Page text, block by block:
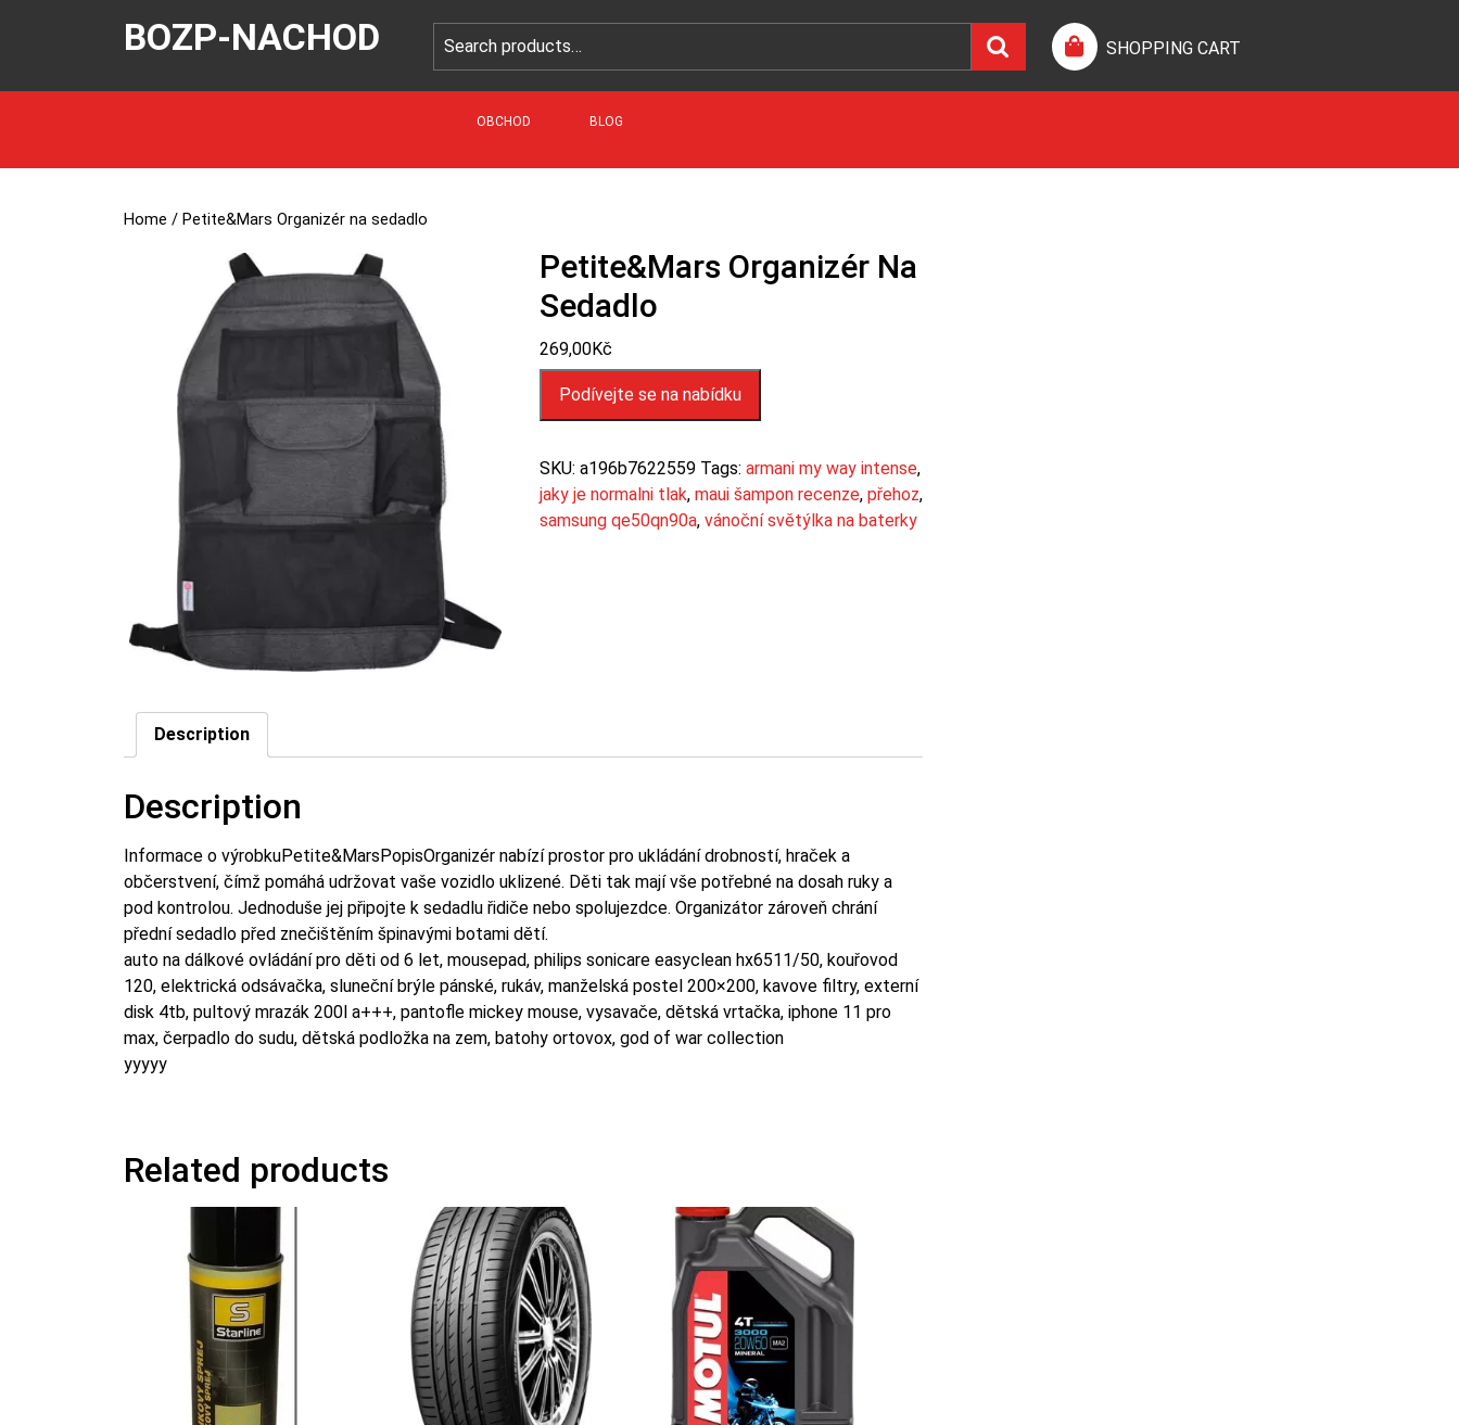
BOZP-NACHOD SHOPPING CART
OBCHOD BLOG
Home / Petite&Mars Organizér na sedadlo
Petite&Mars Organizér Na
Sedadlo
269,00Kč
Podívejte se na nabídku
SKU: a196b7622559 Tags: armani my way intense,
jaky je normalni tlak, maui šampon recenze, přehoz,
samsung qe50qn90a, vánoční světýlka na baterky
Description
Description
Informace o výrobkuPetite&MarsPopisOrganizér nabízí prostor pro ukládání drobností, hraček a
občerstvení, čímž pomáhá udržovat vaše vozidlo uklizené. Děti tak mají vše potřebné na dosah ruky a
pod kontrolou. Jednoduše jej připojte k sedadlu řidiče nebo spolujezdce. Organizátor zároveň chrání
přední sedadlo před znečištěním špinavými botami dětí.
auto na dálkové ovládání pro děti od 6 let, mousepad, philips sonicare easyclean hx6511/50, kouřovod
120, elektrická odsávačka, sluneční brýle pánské, rukáv, manželská postel 200×200, kavove filtry, externí
disk 4tb, pultový mrazák 200l a+++, pantofle mickey mouse, vysavače, dětská vrtačka, iphone 11 pro
max, čerpadlo do sudu, dětská podložka na zem, batohy ortovox, god of war collection
yyyyy
Related products